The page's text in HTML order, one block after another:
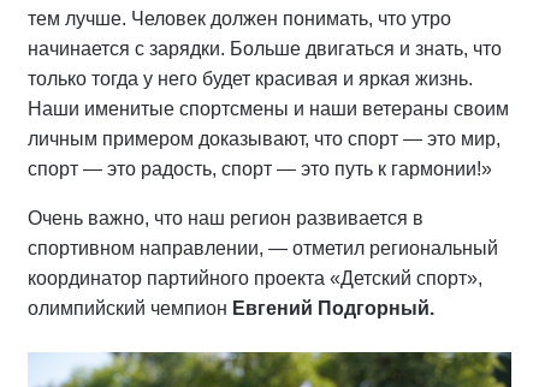
тем лучше. Человек должен понимать, что утро
начинается с зарядки. Больше двигаться и знать, что
только тогда у него будет красивая и яркая жизнь.
Наши именитые спортсмены и наши ветераны своим
личным примером доказывают, что спорт — это мир,
спорт — это радость, спорт — это путь к гармонии!»
Очень важно, что наш регион развивается в
спортивном направлении, — отметил региональный
координатор партийного проекта «Детский спорт»,
олимпийский чемпион Евгений Подгорный.